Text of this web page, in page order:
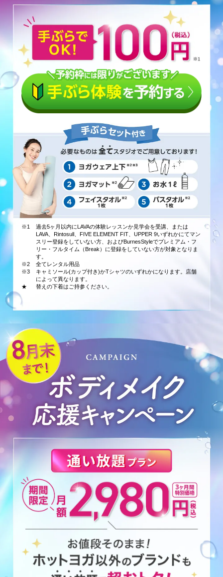
※1
過去5ヶ月以内にLAVAの体験レッスンか見学会を受講、または
LAVA、Rintosull、FIVE ELEMENT FIT、UPPER 9いずれかにてマン
スリー登録をしていない方、およびBurnesStyleでプレミアム・フ
リー・フルタイム（Break）に登録をしていない方が対象となりま
す。
※2
全てレンタル用品
※3
キャミソール(カップ付き)かTシャツのいずれかになります。店舗
によって異なります。
★
替えの下着はご持参ください。